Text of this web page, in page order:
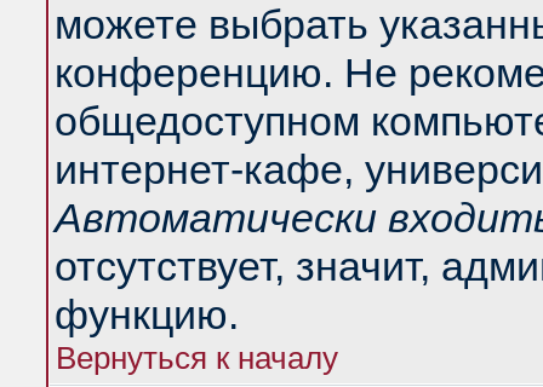
можете выбрать
конференцию. Не
общедоступном
интернет-кафе,
Автоматически
отсутствует, значит,
функцию.
Вернуться к началу